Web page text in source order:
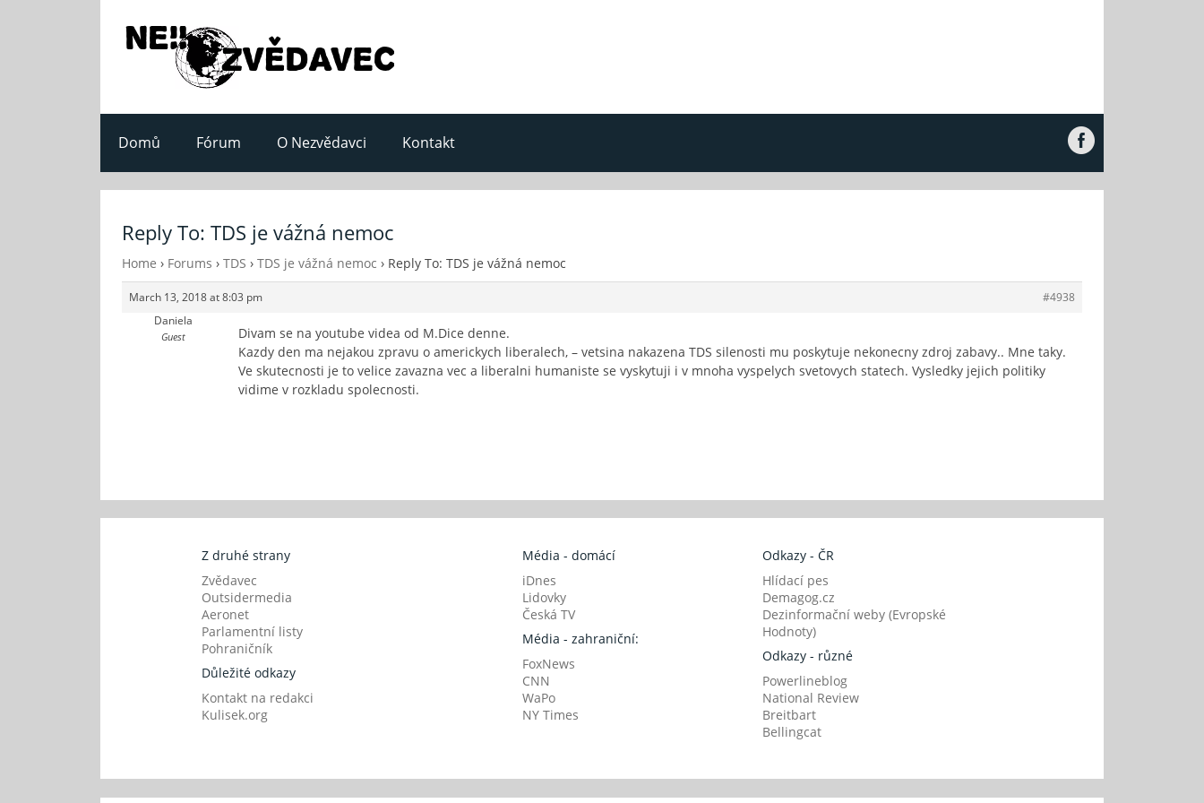
Domů Fórum O Nezvědavci Kontakt
Reply To: TDS je vážná nemoc
Home › Forums › TDS › TDS je vážná nemoc › Reply To: TDS je vážná nemoc
March 13, 2018 at 8:03 pm
#4938
Daniela
Guest
Divam se na youtube videa od M.Dice denne.
Kazdy den ma nejakou zpravu o americkych liberalech, – vetsina nakazena TDS silenosti mu poskytuje nekonecny zdroj zabavy.. Mne taky.
Ve skutecnosti je to velice zavazna vec a liberalni humaniste se vyskytuji i v mnoha vyspelych svetovych statech. Vysledky jejich politiky
vidime v rozkladu spolecnosti.
Z druhé strany
Zvědavec
Outsidermedia
Aeronet
Parlamentní listy
Pohraničník
Důležité odkazy
Kontakt na redakci
Kulisek.org
Média - domácí
iDnes
Lidovky
Česká TV
Média - zahraniční:
FoxNews
CNN
WaPo
NY Times
Odkazy - ČR
Hlídací pes
Demagog.cz
Dezinformační weby (Evropské
Hodnoty)
Odkazy - různé
Powerlineblog
National Review
Breitbart
Bellingcat